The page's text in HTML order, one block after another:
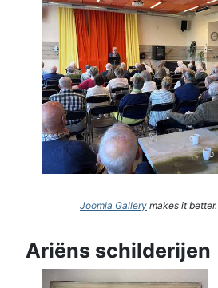
Joomla Gallery makes it
Ariëns schilderijen